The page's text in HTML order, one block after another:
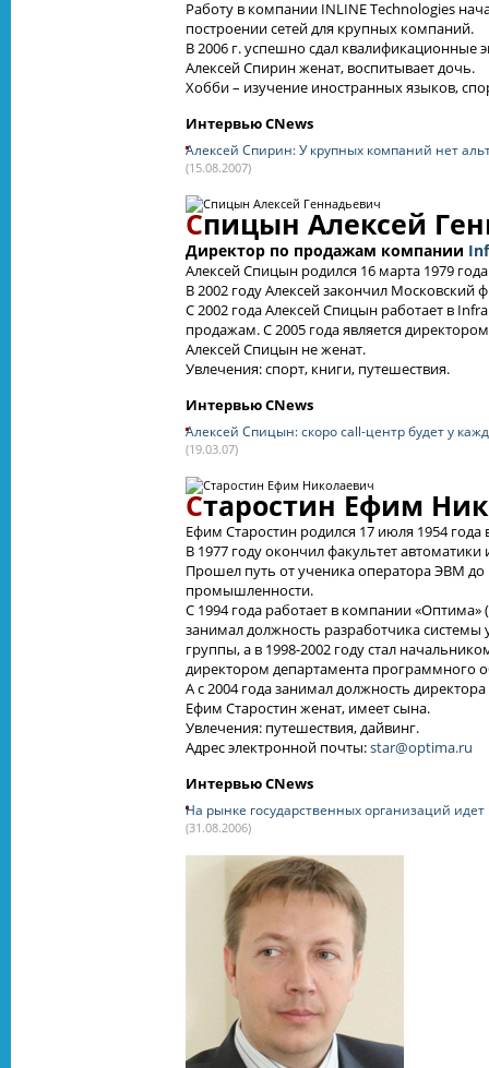
Работу в компании INLINE Technologies
построении сетей для крупных компаний.
В 2006 г. успешно сдал квалификационные
Алексей Спирин женат, воспитывает дочь.
Хобби – изучение иностранных языков,
Интервью CNews
Алексей Спирин: У крупных компаний нет
(15.08.2007)
Спицын Алексей
Директор по продажам компании
Алексей Спицын родился 16 марта 1979
В 2002 году Алексей закончил Московский
С 2002 года Алексей Спицын работает в
продажам. С 2005 года является
Алексей Спицын не женат.
Увлечения: спорт, книги, путешествия.
Интервью CNews
Алексей Спицын: скоро call-центр будет у
(19.03.07)
Старостин Ефим
Ефим Старостин родился 17 июля 1954
В 1977 году окончил факультет
Прошел путь от ученика оператора ЭВМ
промышленности.
С 1994 года работает в компании «Оптима»
занимал должность разработчика
группы, а в 1998-2002 году стал
директором департамента программного
А с 2004 года занимал должность
Ефим Старостин женат, имеет сына.
Увлечения: путешествия, дайвинг.
Адрес электронной почты:star@optima.ru
Интервью CNews
На рынке государственных организаций
(31.08.2006)